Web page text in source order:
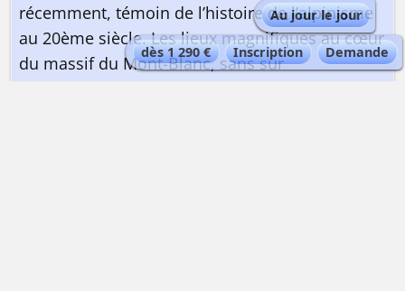
dès 1 290 € Inscription Demande
Au jour le jour
récemment, témoin de l’histoire de l’alpinisme
au 20ème siècle. Les lieux magnifiques au cœur
du massif du Mont-Blanc, sans sur
fréquentation. Les ascensions propices à tous